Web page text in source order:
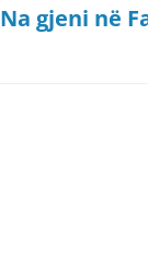
Na gjeni në